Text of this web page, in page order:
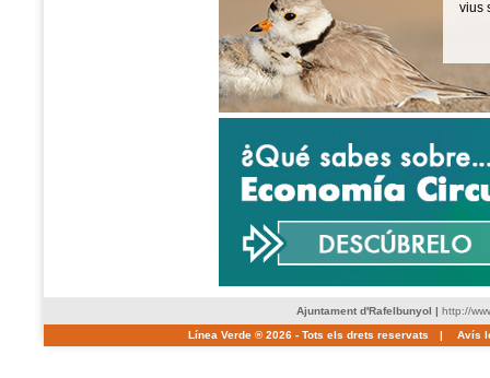
vius
Ajuntament d'Rafelbunyol | http://
Línea Verde ® 2026 - Tots els drets reservats
| Avís